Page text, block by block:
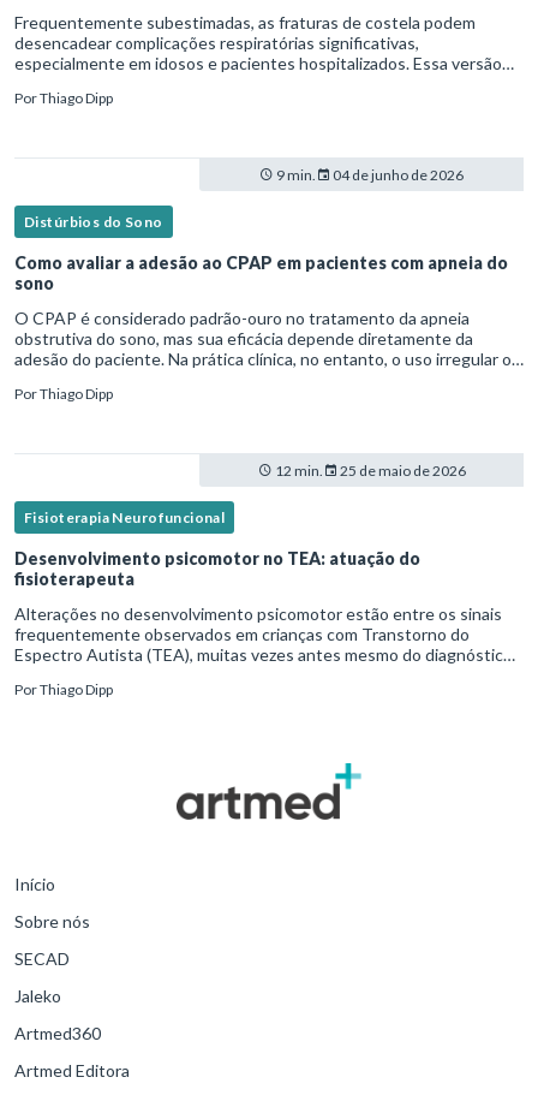
Frequentemente subestimadas, as fraturas de costela podem
desencadear complicações respiratórias significativas,
especialmente em idosos e pacientes hospitalizados. Essa versão
cená
PorThiago Dipp
9 min. 04 de junho de 2026
Distúrbios do Sono
Como avaliar a adesão ao CPAP em pacientes com apneia do
sono
O CPAP é considerado padrão-ouro no tratamento da apneia
obstrutiva do sono, mas sua eficácia depende diretamente da
adesão do paciente. Na prática clínica, no entanto, o uso irregular ou
PorThiago Dipp
12 min. 25 de maio de 2026
Fisioterapia Neurofuncional
Desenvolvimento psicomotor no TEA: atuação do
fisioterapeuta
Alterações no desenvolvimento psicomotor estão entre os sinais
frequentemente observados em crianças com Transtorno do
Espectro Autista (TEA), muitas vezes antes mesmo do diagnóstico
PorThiago Dipp
Início
Sobre nós
SECAD
Jaleko
Artmed360
Artmed Editora